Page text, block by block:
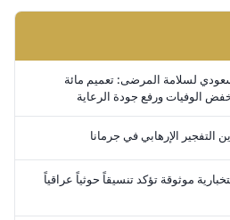
لسلامة المرضى: تعميم مائة
الوفيات ورفع جودة الرعاية
الإرهابي في جرمانا
موثوقة تؤكد تنسيقاً حوثياً عراقياً